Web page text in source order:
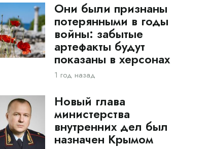
Они были признаны
потерянными в годы
войны: забытые
артефакты будут
показаны в херсонах
1 год назад
Новый глава
министерства
внутренних дел был
назначен Крымом